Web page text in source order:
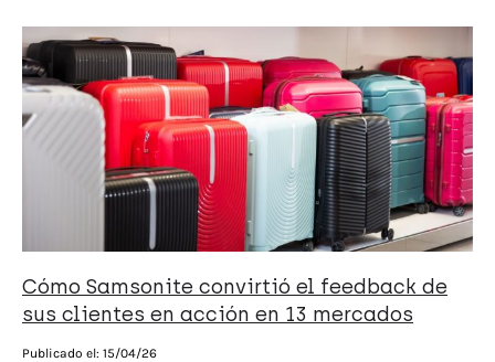
Cómo Samsonite convirtió el feedback de
sus clientes en acción en 13 mercados
Publicado el: 15/04/26